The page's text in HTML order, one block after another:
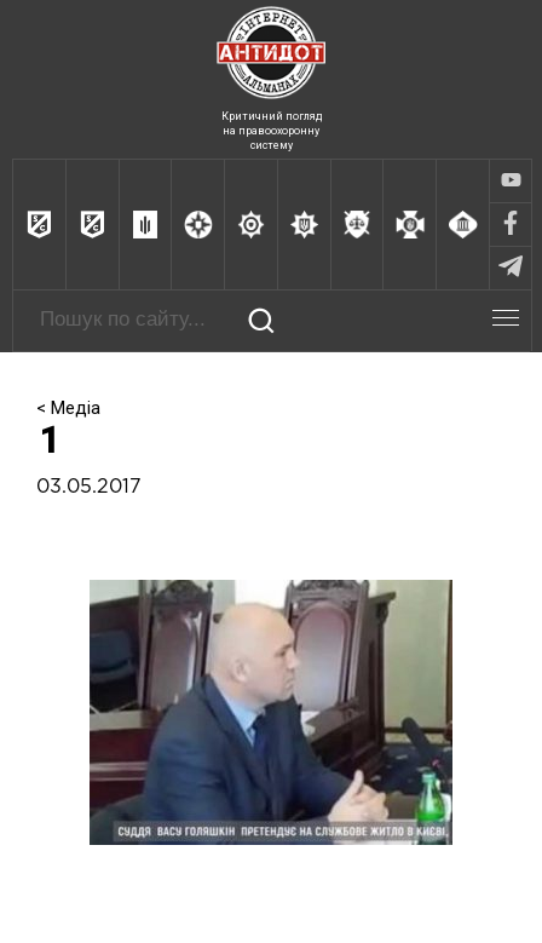
Критичний погляд
на правоохоронну
систему
< Медіа
1
03.05.2017